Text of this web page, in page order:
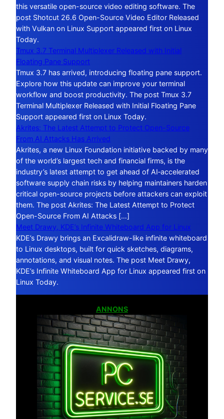
this versatile open-source video editing software. The
post Shotcut 26.6 Open-Source Video Editor Released
with Vulkan on Linux Support appeared first on Linux
Today.
Tmux 3.7 Terminal Multiplexer Released with Initial
Floating Pane Support
Tmux 3.7 has arrived, introducing floating pane support.
Explore how this update can improve your terminal
workflow and boost productivity. The post Tmux 3.7
Terminal Multiplexer Released with Initial Floating Pane
Support appeared first on Linux Today.
Akrites: The Latest Attempt to Protect Open-Source
From AI Attacks Has Arrived
Akrites, a new Linux Foundation initiative backed by many
of the world’s largest tech and financial firms, is the
industry’s latest attempt to get ahead of AI‑accelerated
software supply chain risks by helping maintainers harden
critical open-source projects before attackers can exploit
them. The post Akrites: The Latest Attempt to Protect
Open-Source From AI Attacks […]
Meet Drawy, KDE’s Infinite Whiteboard App for Linux
KDE’s Drawy brings an Excalidraw-like infinite whiteboard
to Linux desktops, built for quick sketches, diagrams,
annotations, and visual notes. The post Meet Drawy,
KDE’s Infinite Whiteboard App for Linux appeared first on
Linux Today.
ANNONS